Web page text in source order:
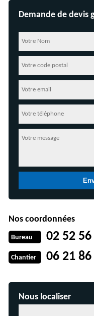
Demande de devis
Nos coordonnées
Bureau 02 52
Chantier 06 21
Nous localiser